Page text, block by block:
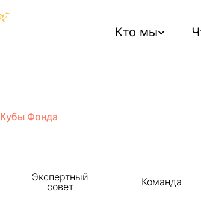
Кто мы
Кубы Фонда
Экспертный
совет
Команда